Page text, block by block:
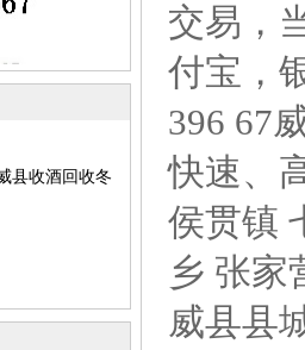
县收酒回收冬
交易，
付宝，
396 67
快速、
侯贯镇
乡 张家
威县县